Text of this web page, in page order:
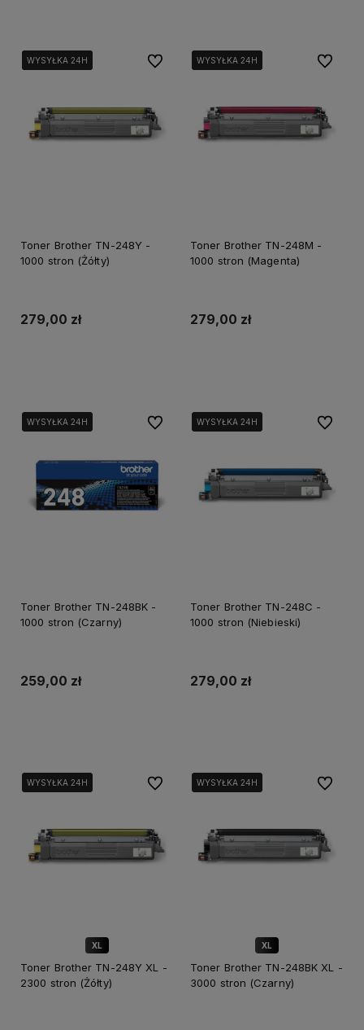
WYSYŁKA 24H
WYSYŁKA 24H
WYSYŁKA 24H
Toner Brother TN-248Y -
1000 stron (Żółty)
279,00 zł
Do ulubionychWYSYŁKA 24H
WYSYŁKA 24H
WYSYŁKA 24H
Toner Brother TN-248M -
1000 stron (Magenta)
279,00 zł
Do
WYSYŁKA 24H
WYSYŁKA 24H
Toner Brother TN-248BK -
1000 stron (Czarny)
259,00 zł
Do ulubionychWYSYŁKA 24H
WYSYŁKA 24H
Toner Brother TN-248C -
1000 stron (Niebieski)
279,00 zł
Do
XL
WYSYŁKA 24H
WYSYŁKA 24H
Toner Brother TN-248Y XL -
2300 stron (Żółty)
Do ulubionych
XL
WYSYŁKA 24H
WYSYŁKA 24H
Toner Brother TN-248BK XL -
3000 stron (Czarny)
Do